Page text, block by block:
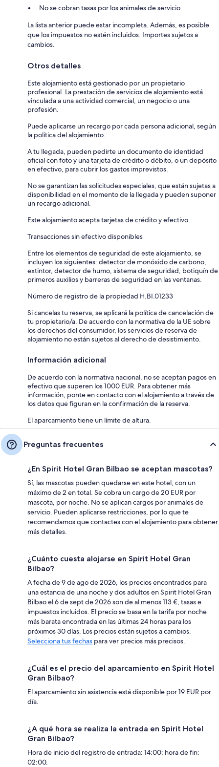
No se cobran tasas por los animales de servicio
La lista anterior puede estar incompleta. Además, es posible
que los impuestos no estén incluidos. Importes sujetos a
cambios.
Otros detalles
Este alojamiento está gestionado por un propietario
profesional. La prestación de servicios de alojamiento está
vinculada a una actividad comercial, un negocio o una
profesión.
Puede aplicarse un recargo por cada persona adicional, según
la política del alojamiento.
A tu llegada, pueden pedirte un documento de identidad
oficial con foto y una tarjeta de crédito o débito, o un depósito
en efectivo, para cubrir los gastos imprevistos.
No se garantizan las solicitudes especiales, que están sujetas a
disponibilidad en el momento de la llegada y pueden suponer
un recargo adicional.
Este alojamiento acepta tarjetas de crédito y efectivo.
Transacciones sin efectivo disponibles
Entre los elementos de seguridad de este alojamiento, se
incluyen los siguientes: detector de monóxido de carbono,
extintor, detector de humo, sistema de seguridad, botiquín de
primeros auxilios y barreras de seguridad en las ventanas.
Número de registro de la propiedad H.BI.01233
Si cancelas tu reserva, se aplicará la política de cancelación de
tu propietario/a. De acuerdo con la normativa de la UE sobre
los derechos del consumidor, los servicios de reserva de
alojamiento no están sujetos al derecho de desistimiento.
Información adicional
De acuerdo con la normativa nacional, no se aceptan pagos en
efectivo que superen los 1000 EUR. Para obtener más
información, ponte en contacto con el alojamiento a través de
los datos que figuran en la confirmación de la reserva.
El aparcamiento tiene un límite de altura.
Preguntas frecuentes
¿En Spirit Hotel Gran Bilbao se aceptan mascotas?
Sí, las mascotas pueden quedarse en este hotel, con un
máximo de 2 en total. Se cobra un cargo de 20 EUR por
mascota, por noche. No se aplican cargos por animales de
servicio. Pueden aplicarse restricciones, por lo que te
recomendamos que contactes con el alojamiento para obtener
más detalles.
¿Cuánto cuesta alojarse en Spirit Hotel Gran
Bilbao?
A fecha de 9 de ago de 2026, los precios encontrados para
una estancia de una noche y dos adultos en Spirit Hotel Gran
Bilbao el 6 de sept de 2026 son de al menos 113 €, tasas e
impuestos incluidos. El precio se basa en la tarifa por noche
más barata encontrada en las últimas 24 horas para los
próximos 30 días. Los precios están sujetos a cambios.
Selecciona tus fechas para ver precios más precisos.
¿Cuál es el precio del aparcamiento en Spirit Hotel
Gran Bilbao?
El aparcamiento sin asistencia está disponible por 19 EUR por
día.
¿A qué hora se realiza la entrada en Spirit Hotel
Gran Bilbao?
Hora de inicio del registro de entrada: 14:00; hora de fin:
02:00.